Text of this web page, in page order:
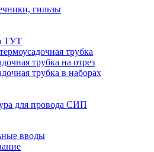
гильзы
ТУТ
трубка
трубка на отрез
трубка в наборах
для провода СИП
вводы